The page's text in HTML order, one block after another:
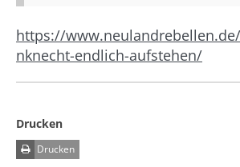
https://
nknecht-endlich-aufstehen/
Drucken
Drucken